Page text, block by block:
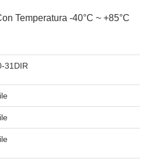
Temperatura -40°C ~ +85°C
31DIR